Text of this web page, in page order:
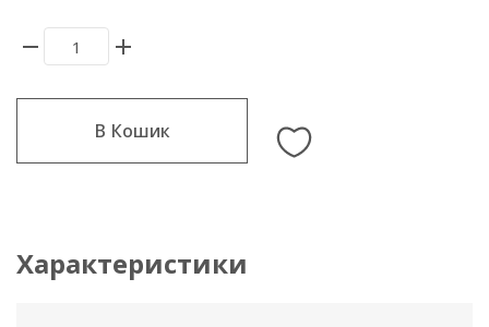
В Кошик
Характеристики